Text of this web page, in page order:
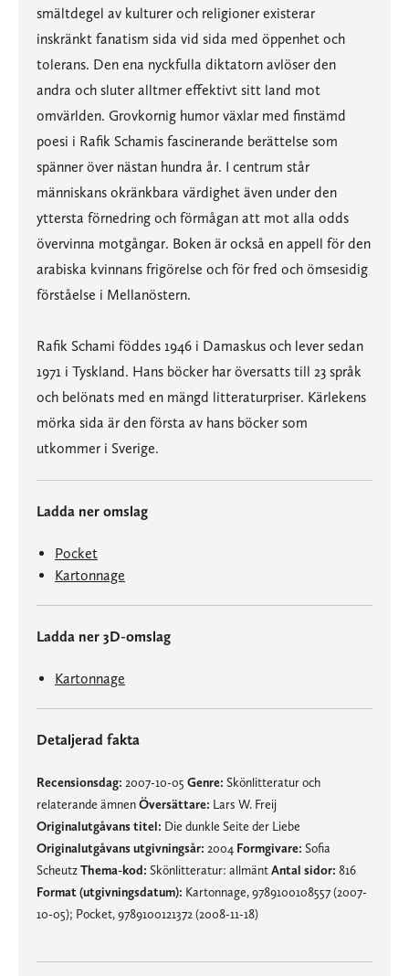
smältdegel av kulturer och religioner existerar
inskränkt fanatism sida vid sida med öppenhet och
tolerans. Den ena nyckfulla diktatorn avlöser den
andra och sluter alltmer effektivt sitt land mot
omvärlden. Grovkornig humor växlar med finstämd
poesi i Rafik Schamis fascinerande berättelse som
spänner över nästan hundra år. I centrum står
människans okränkbara värdighet även under den
yttersta förnedring och förmågan att mot alla odds
övervinna motgångar. Boken är också en appell för den
arabiska kvinnans frigörelse och för fred och ömsesidig
förståelse i Mellanöstern.
Rafik Schami föddes 1946 i Damaskus och lever sedan
1971 i Tyskland. Hans böcker har översatts till 23 språk
och belönats med en mängd litteraturpriser. Kärlekens
mörka sida är den första av hans böcker som
utkommer i Sverige.
Ladda ner omslag
Pocket
Kartonnage
Ladda ner 3D-omslag
Kartonnage
Detaljerad fakta
Recensionsdag: 2007-10-05 Genre: Skönlitteratur och
relaterande ämnenÖversättare: Lars W. Freij
Originalutgåvans titel: Die dunkle Seite der Liebe
Originalutgåvans utgivningsår: 2004 Formgivare: Sofia
ScheutzThema-kod: Skönlitteratur: allmäntAntal sidor: 816
Format (utgivningsdatum): Kartonnage, 9789100108557 (2007-
10-05); Pocket, 9789100121372 (2008-11-18)